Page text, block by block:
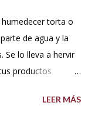
humedecer torta o
de agua y la
Se lo lleva a hervir
productos
torta cubierta
LEER MÁS